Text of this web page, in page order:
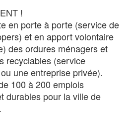
!
en porte à porte (service de
et en apport volontaire
des ordures ménagers et
recyclables (service
une entreprise privée).
100 à 200 emplois
durables pour la ville de